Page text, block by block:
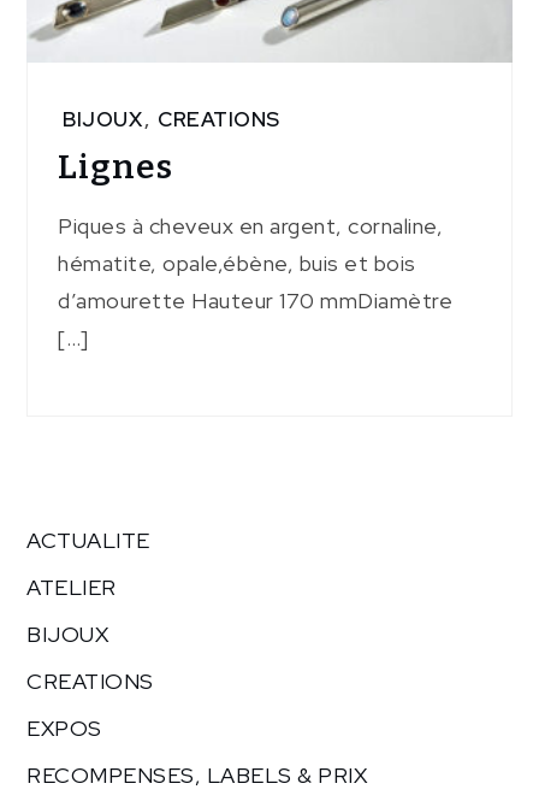
BIJOUX, CREATIONS
Lignes
Piques à cheveux en argent, cornaline,
hématite, opale,ébène, buis et bois
d’amourette Hauteur 170 mmDiamètre
[…]
ACTUALITE
ATELIER
BIJOUX
CREATIONS
EXPOS
RECOMPENSES, LABELS & PRIX